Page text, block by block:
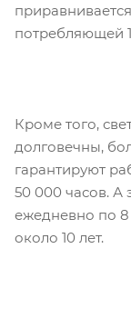
потребляющей
Кроме того,
долговечны,
гарантируют
50 000 часов. А
ежедневно по
около 10 лет.